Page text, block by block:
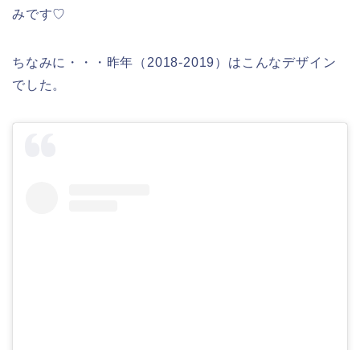
みです♡
ちなみに・・・昨年（2018-2019）はこんなデザイン
でした。